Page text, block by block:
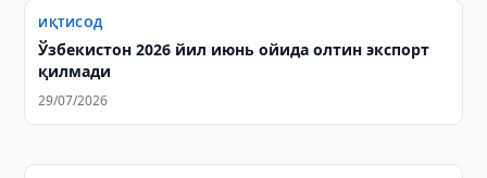
ИҚТИСОД
Ўзбекистон 2026 йил июнь ойида олтин экспорт
қилмади
29/07/2026